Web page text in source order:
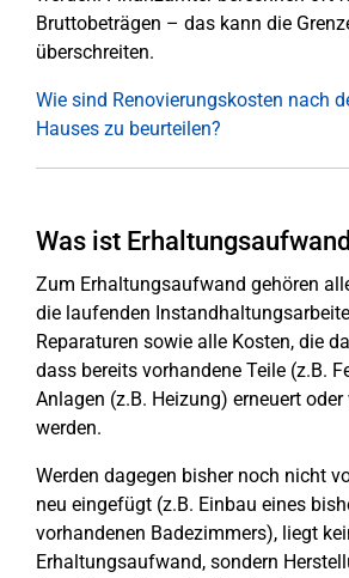
Bruttobeträgen – das kann die
überschreiten.
Wie sind Renovierungskosten nach
Hauses zu beurteilen?
Was ist
Zum Erhaltungsaufwand gehören
die laufenden
Reparaturen sowie alle Kosten, die
dass bereits vorhandene Teile (z.B.
Anlagen (z.B. Heizung) erneuert oder
werden.
Werden dagegen bisher noch nicht
neu eingefügt (z.B. Einbau eines
vorhandenen Badezimmers), liegt
Erhaltungsaufwand, sondern